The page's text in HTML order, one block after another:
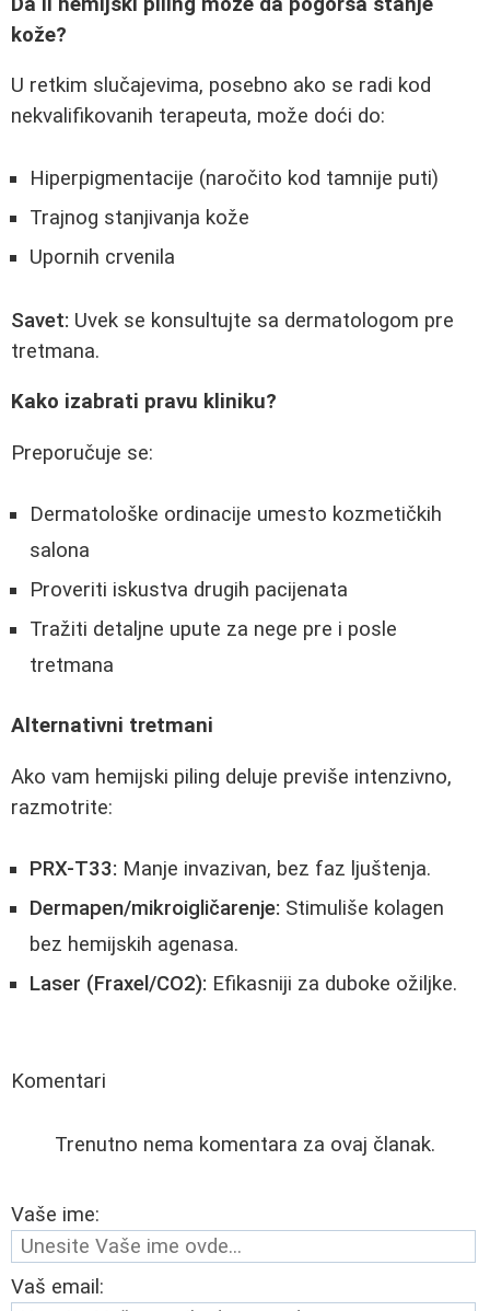
kože?
U retkim slučajevima, posebno ako se radi kod
nekvalifikovanih terapeuta, može doći do:
Hiperpigmentacije (naročito kod tamnije puti)
Trajnog stanjivanja kože
Upornih crvenila
Savet: Uvek se konsultujte sa dermatologom pre
tretmana.
Kako izabrati pravu kliniku?
Preporučuje se:
Dermatološke ordinacije umesto kozmetičkih
salona
Proveriti iskustva drugih pacijenata
Tražiti detaljne upute za nege pre i posle
tretmana
Alternativni tretmani
Ako vam hemijski piling deluje previše intenzivno,
razmotrite:
PRX-T33: Manje invazivan, bez faz ljuštenja.
Dermapen/mikroigličarenje: Stimuliše kolagen
bez hemijskih agenasa.
Laser (Fraxel/CO2): Efikasniji za duboke ožiljke.
Komentari
Trenutno nema komentara za ovaj članak.
Vaše ime:
Vaš email: